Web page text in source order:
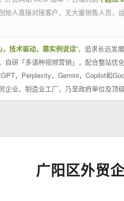
始人直接对接客户，无大量销售人员，
，技术驱动，靠实例说话”，追求长远发
自研「多语种视频营销」，配合整站优
，Perplexity，Gemini，Copilot和
企业、制造业工厂，乃至政府单位及顶
广阳区外贸